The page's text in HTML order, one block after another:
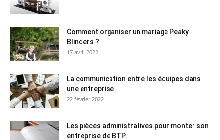
Comment organiser un mariage Peaky
Blinders ?
17 avril 2022
La communication entre les équipes dans
une entreprise
22 février 2022
Les pièces administratives pour monter son
entreprise de BTP.